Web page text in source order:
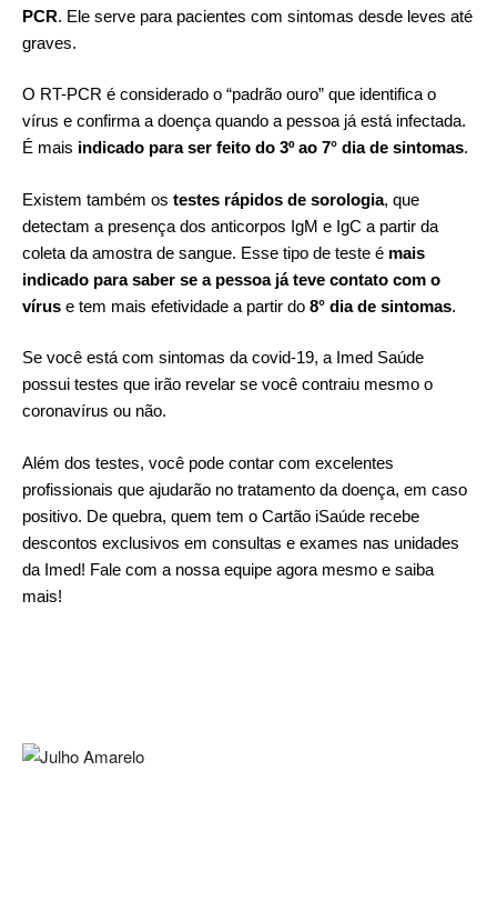
PCR. Ele serve para pacientes com sintomas desde leves até
graves.
O RT-PCR é considerado o “padrão ouro” que identifica o
vírus e confirma a doença quando a pessoa já está infectada.
É mais indicado para ser feito do 3º ao 7° dia de sintomas.
Existem também os testes rápidos de sorologia, que
detectam a presença dos anticorpos IgM e IgC a partir da
coleta da amostra de sangue. Esse tipo de teste é mais
indicado para saber se a pessoa já teve contato com o
vírus e tem mais efetividade a partir do 8° dia de sintomas.
Se você está com sintomas da covid-19, a Imed Saúde
possui testes que irão revelar se você contraiu mesmo o
coronavírus ou não.
Além dos testes, você pode contar com excelentes
profissionais que ajudarão no tratamento da doença, em caso
positivo. De quebra, quem tem o Cartão iSaúde recebe
descontos exclusivos em consultas e exames nas unidades
da Imed! Fale com a nossa equipe agora mesmo e saiba
mais!